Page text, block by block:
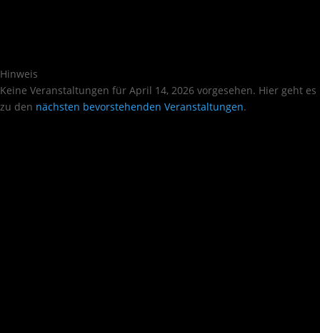
Hinweis
Keine Veranstaltungen für April 14, 2026 vorgesehen. Hier geht es
zu den nächsten bevorstehenden Veranstaltungen.